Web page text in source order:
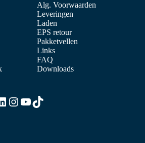
Alg. Voorwaarden
Leveringen
Laden
EPS retour
Pakketvellen
Links
FAQ
Downloads
Instagram
YouTube
TikTok